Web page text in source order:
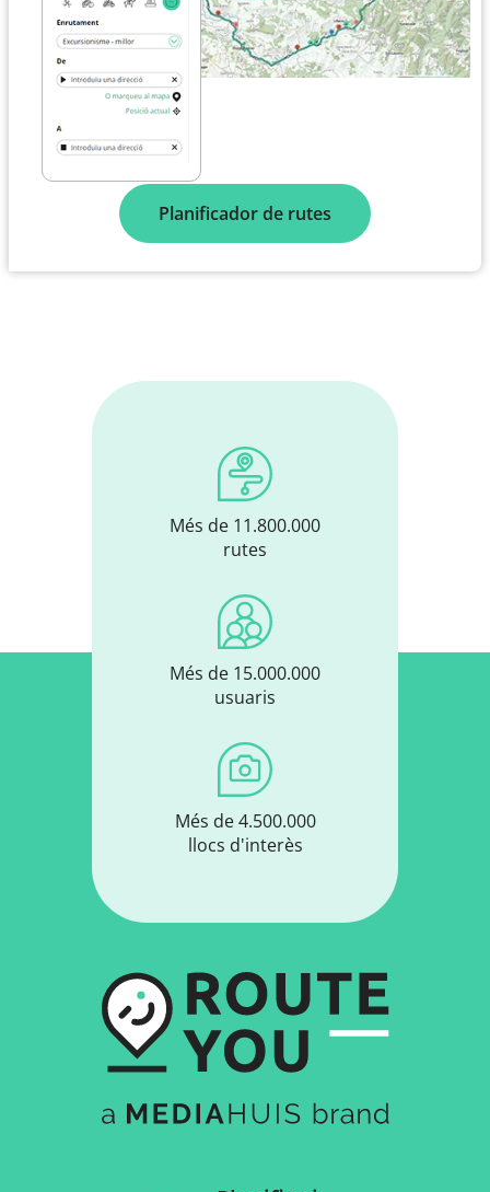
Planificador de rutes
Més de 11.800.000
rutes
Més de 15.000.000
usuaris
Més de 4.500.000
llocs d'interès